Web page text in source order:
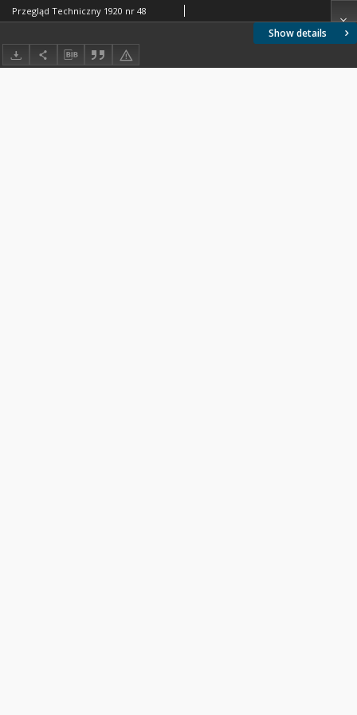
Show details
Przegląd Techniczny 1920 nr 48